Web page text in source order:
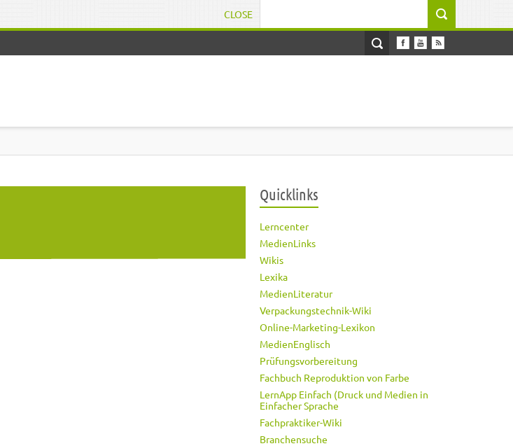
CLOSE
Quicklinks
Lerncenter
MedienLinks
Wikis
Lexika
MedienLiteratur
Verpackungstechnik-Wiki
Online-Marketing-Lexikon
MedienEnglisch
Prüfungsvorbereitung
Fachbuch Reproduktion von Farbe
LernApp Einfach (Druck und Medien in
Einfacher Sprache
Fachpraktiker-Wiki
Branchensuche